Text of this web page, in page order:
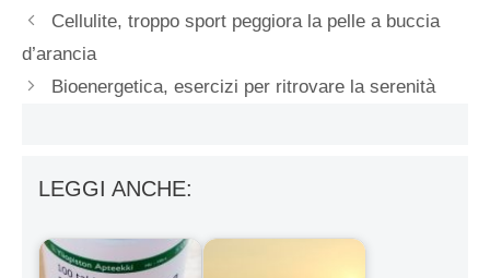
Cellulite, troppo sport peggiora la pelle a buccia
d’arancia
Bioenergetica, esercizi per ritrovare la serenità
LEGGI ANCHE: